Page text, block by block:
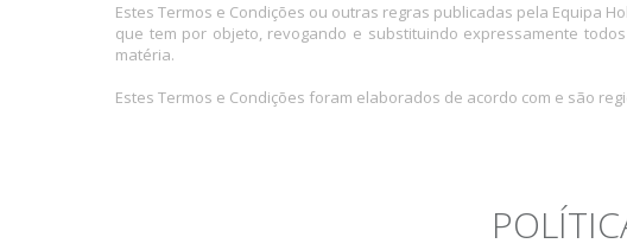
Estes Termos e Condições ou outras regras publicadas pela Equipa
que tem por objeto, revogando e substituindo expressamente
matéria.
Estes Termos e Condições foram elaborados de acordo com e são